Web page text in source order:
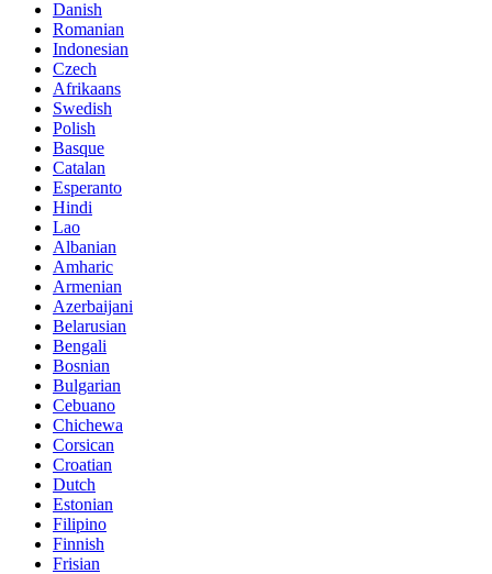
Danish
Romanian
Indonesian
Czech
Afrikaans
Swedish
Polish
Basque
Catalan
Esperanto
Hindi
Lao
Albanian
Amharic
Armenian
Azerbaijani
Belarusian
Bengali
Bosnian
Bulgarian
Cebuano
Chichewa
Corsican
Croatian
Dutch
Estonian
Filipino
Finnish
Frisian